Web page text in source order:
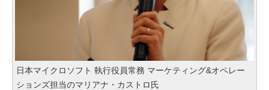
日本マイクロソフト 執行役員常務 マーケティング&オペレー
ションズ担当のマリアナ・カストロ氏